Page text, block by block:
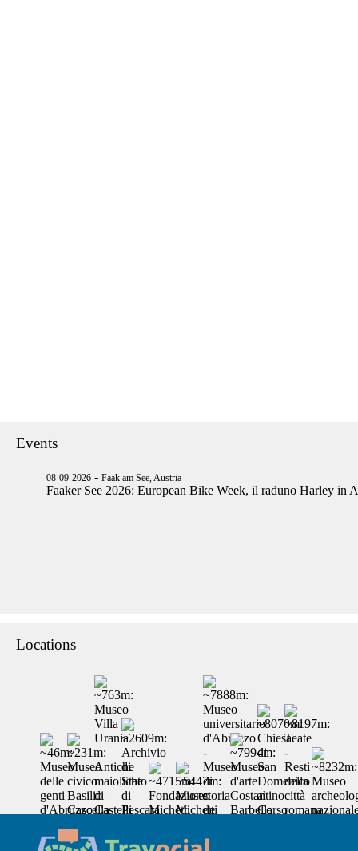
Events
08-09-2026 - Faak am See, Austria
Faaker See 2026: European Bike Week, il raduno Harley in
Locations